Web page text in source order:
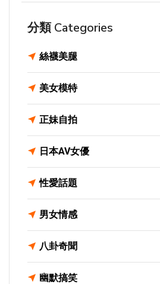
分類 Categories
絲襪美腿
美女模特
正妹自拍
日本AV女優
性愛話題
男女情感
八卦奇聞
幽默搞笑